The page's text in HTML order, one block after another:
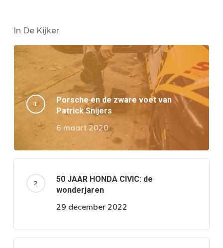
In De Kijker
Porsche en de zware voet van
Patrick Snijers
6 maart 2020
50 JAAR HONDA CIVIC: de
wonderjaren
29 december 2022